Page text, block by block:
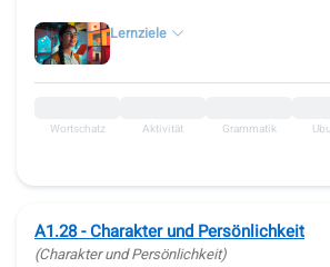
Lernziele
Wortschatz Aktivität Grammatik
A1.28 - Charakter und Persönlichkeit
(Charakter und Persönlichkeit)